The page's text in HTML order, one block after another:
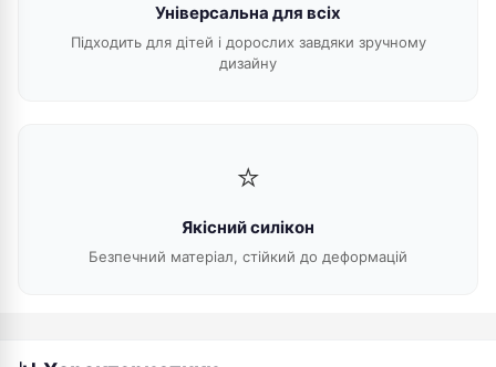
Універсальна для всіх
Підходить для дітей і дорослих завдяки зручному
дизайну
⭐
Якісний силікон
Безпечний матеріал, стійкий до деформацій